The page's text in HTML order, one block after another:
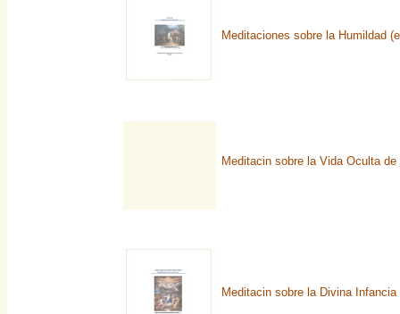
Meditaciones sobre la Humildad
Meditacin sobre la Vida Oculta de
Meditacin sobre la Divina Infancia